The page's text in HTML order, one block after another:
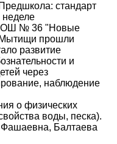
стандарт
неделе
№ 36 "Новые
Мытищи прошли
развитие
и
через
наблюдение
о физических
воды, песка).
Фашаевна, Балтаева